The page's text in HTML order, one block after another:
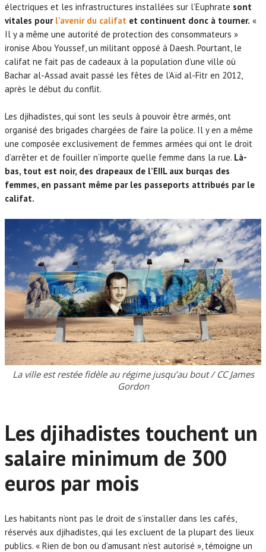
électriques et les infrastructures installées sur l’Euphrate sont
vitales pour l’avenir du califat et continuent donc à tourner. «
Il y a même une autorité de protection des consommateurs »
ironise Abou Youssef, un militant opposé à Daesh. Pourtant, le
califat ne fait pas de cadeaux à la population d’une ville où
Bachar al-Assad avait passé les fêtes de l’Aïd al-Fitr en 2012,
après le début du conflit.
Les djihadistes, qui sont les seuls à pouvoir être armés, ont
organisé des brigades chargées de faire la police. Il y en a même
une composée exclusivement de femmes armées qui ont le droit
d’arrêter et de fouiller n’importe quelle femme dans la rue. Là-
bas, tout est noir, des drapeaux de l’EIIL aux burqas des
femmes, en passant même par les passeports attribués par le
califat.
La ville est restée fidèle au régime jusqu’au bout / CC James
Gordon
Les djihadistes touchent un
salaire minimum de 300
euros par mois
Les habitants n’ont pas le droit de s’installer dans les cafés,
réservés aux djihadistes, qui les excluent de la plupart des lieux
publics. « Rien de bon ou d’amusant n’est autorisé », témoigne un